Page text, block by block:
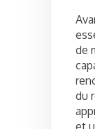
de
du